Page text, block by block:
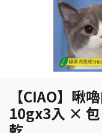
【CIAO】啾
10gx3入 × 包